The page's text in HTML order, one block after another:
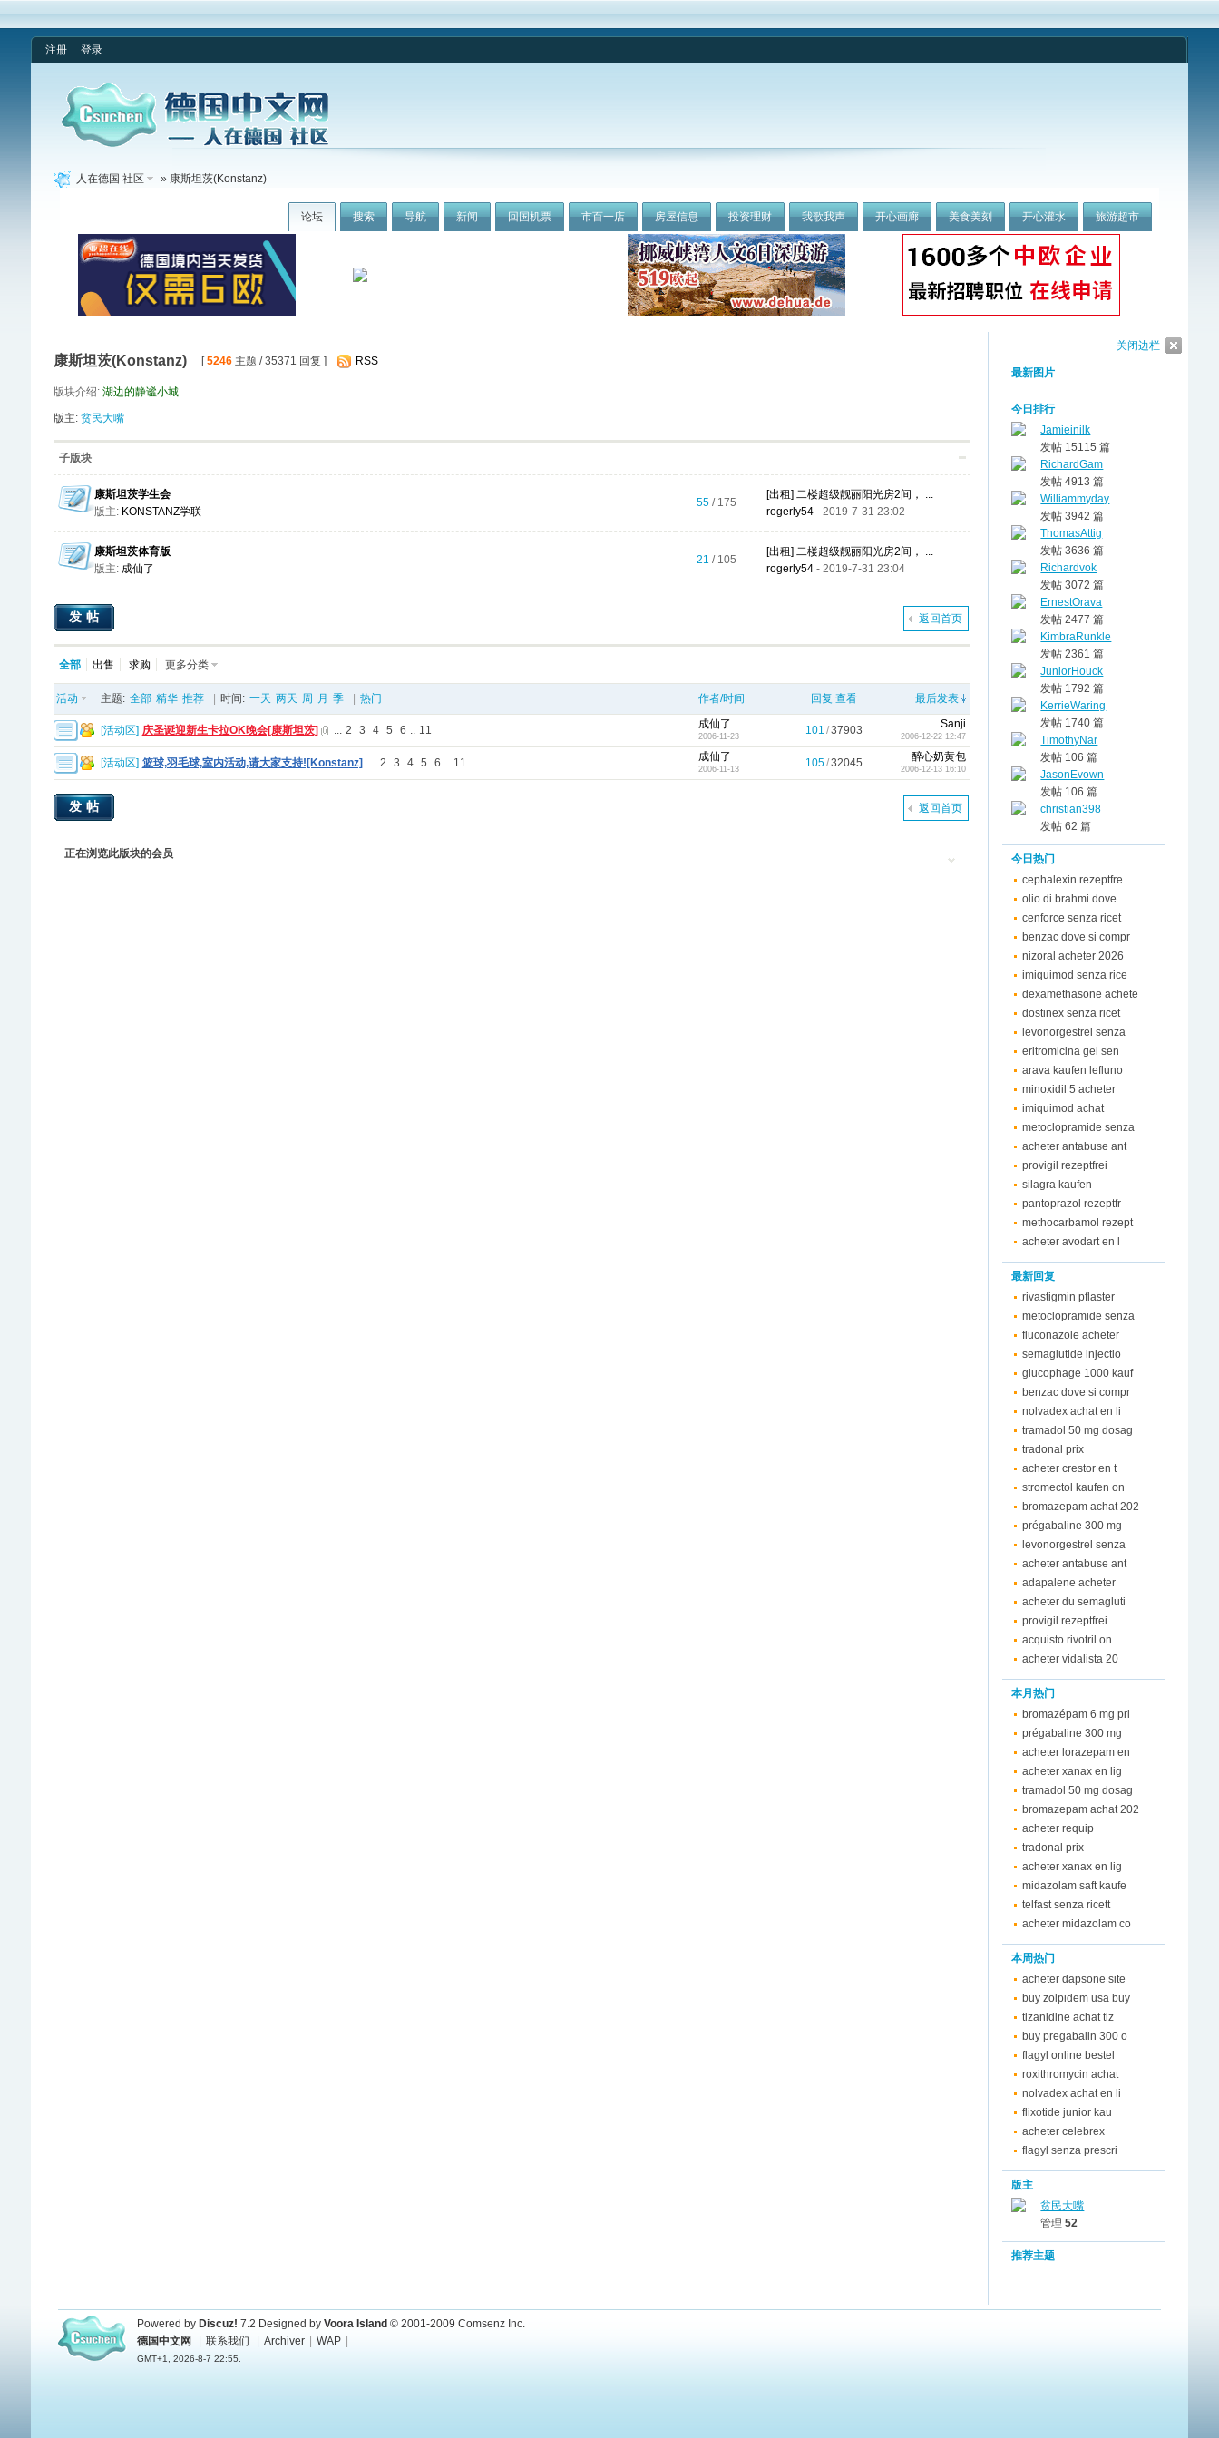
注册 登录
论坛 搜索 导航 新闻 回国机票 市百一店 房屋信息 投资理财 我歌我声 开心画廊 美食美刻 开心灌水 旅游超市
人在德国 社区 » 康斯坦茨(Konstanz)
关闭边栏
康斯坦茨(Konstanz) [5246主题 / 35371 回复 ] RSS
版块介绍: 湖边的静谧小城
版主: 贫民大嘴
子版块
康斯坦茨学生会
版主: KONSTANZ学联
55/ 175
[出租] 二楼超级靓丽阳光房2间， ...
rogerly54- 2019-7-31 23:02
康斯坦茨体育版
版主: 成仙了
21 / 105
[出租] 二楼超级靓丽阳光房2间， ...
rogerly54- 2019-7-31 23:04
返回首页
发帖
全部 出售 求购 更多分类
活动 主题: 全部 精华 推荐 时间: 一天 两天 周 月 季 热门 作者/时间 回复 查看 最后发表
[活动区] 庆圣诞迎新生卡拉OK晚会[康斯坦茨] ... 2 3 4 5 6 .. 11 成仙了
2006-11-23
101 /37903 Sanji
2006-12-22 12:47
[活动区] 篮球,羽毛球,室内活动,请大家支持![Konstanz] ... 2 3 4 5 6 .. 11 成仙了
2006-11-13
105/32045 醉心奶黄包
2006-12-13 16:10
返回首页
发帖
正在浏览此版块的会员
最新图片
今日排行
Jamieinilk
发帖 15115 篇
RichardGam
发帖 4913 篇
Williammyday
发帖 3942 篇
ThomasAttig
发帖 3636 篇
Richardvok
发帖 3072 篇
ErnestOrava
发帖 2477 篇
KimbraRunkle
发帖 2361 篇
JuniorHouck
发帖 1792 篇
KerrieWaring
发帖 1740 篇
TimothyNar
发帖 106 篇
JasonEvown
发帖 106 篇
christian398
发帖 62 篇
今日热门
cephalexin rezeptfre
olio di brahmi dove
cenforce senza ricet
benzac dove si compr
nizoral acheter 2026
imiquimod senza rice
dexamethasone achete
dostinex senza ricet
levonorgestrel senza
eritromicina gel sen
arava kaufen lefluno
minoxidil 5 acheter
imiquimod achat
metoclopramide senza
acheter antabuse ant
provigil rezeptfrei
silagra kaufen
pantoprazol rezeptfr
methocarbamol rezept
acheter avodart en l
最新回复
rivastigmin pflaster
metoclopramide senza
fluconazole acheter
semaglutide injectio
glucophage 1000 kauf
benzac dove si compr
nolvadex achat en li
tramadol 50 mg dosag
tradonal prix
acheter crestor en t
stromectol kaufen on
bromazepam achat 202
prégabaline 300 mg
levonorgestrel senza
acheter antabuse ant
adapalene acheter
acheter du semagluti
provigil rezeptfrei
acquisto rivotril on
acheter vidalista 20
本月热门
bromazépam 6 mg pri
prégabaline 300 mg
acheter lorazepam en
acheter xanax en lig
tramadol 50 mg dosag
bromazepam achat 202
acheter requip
tradonal prix
acheter xanax en lig
midazolam saft kaufe
telfast senza ricett
acheter midazolam co
本周热门
acheter dapsone site
buy zolpidem usa buy
tizanidine achat tiz
buy pregabalin 300 o
flagyl online bestel
roxithromycin achat
nolvadex achat en li
flixotide junior kau
acheter celebrex
flagyl senza prescri
版主
贫民大嘴
管理52
推荐主题
Powered by Discuz! 7.2 Designed by Voora Island © 2001-2009 Comsenz Inc.
德国中文网
联系我们 Archiver WAP
GMT+1, 2026-8-7 22:55.